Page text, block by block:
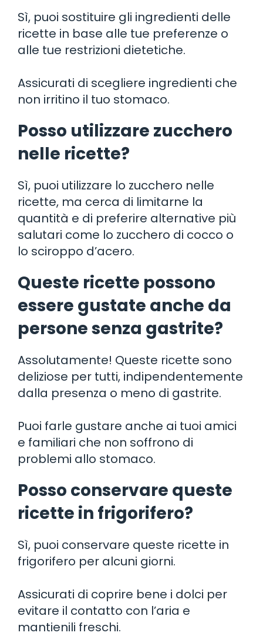
Sì, puoi sostituire gli ingredienti delle
ricette in base alle tue preferenze o
alle tue restrizioni dietetiche.
Assicurati di scegliere ingredienti che
non irritino il tuo stomaco.
Posso utilizzare zucchero
nelle ricette?
Sì, puoi utilizzare lo zucchero nelle
ricette, ma cerca di limitarne la
quantità e di preferire alternative più
salutari come lo zucchero di cocco o
lo sciroppo d’acero.
Queste ricette possono
essere gustate anche da
persone senza gastrite?
Assolutamente! Queste ricette sono
deliziose per tutti, indipendentemente
dalla presenza o meno di gastrite.
Puoi farle gustare anche ai tuoi amici
e familiari che non soffrono di
problemi allo stomaco.
Posso conservare queste
ricette in frigorifero?
Sì, puoi conservare queste ricette in
frigorifero per alcuni giorni.
Assicurati di coprire bene i dolci per
evitare il contatto con l’aria e
mantienili freschi.